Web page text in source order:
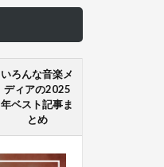
いろんな音楽メ
ディアの2025
年ベスト記事ま
とめ